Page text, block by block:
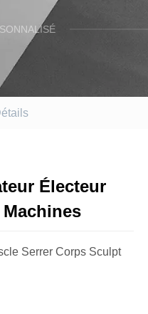
Électeur
Serrer Corps Sculpt